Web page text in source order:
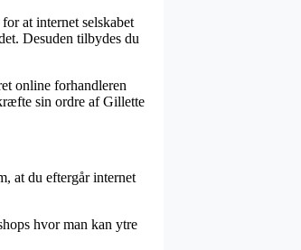
at internet selskabet
Desuden tilbydes du
online forhandleren
sin ordre af Gillette
at du eftergår internet
hvor man kan ytre